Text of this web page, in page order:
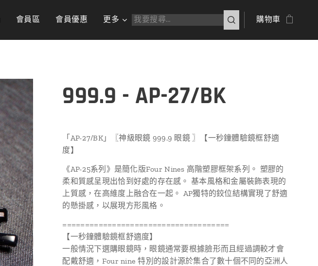
會員區 會員優惠 更多 購物車
999.9 - AP-27/BK
「AP-27/BK」〖神級眼鏡 999.9 眼鏡 〗【一秒鐘體驗鏡框舒適
度】
《AP-25系列》是簡化版Four Nines 高階塑膠框架系列。 塑膠的
柔和質感呈現出恰到好處的存在感。 基本風格和金屬裝飾表現的
上質感，在高維度上融合在一起。 AP獨特的鉸位結構實現了舒適
的懸掛感，以展現方形風格。
=====================================
【一秒鐘體驗鏡框舒適度】
一般情況下選購眼鏡時，眼鏡通常要根據臉形而且經過調較才會
配戴舒適，Four nine 特別的設計源於集合了數十個不同的亞洲人